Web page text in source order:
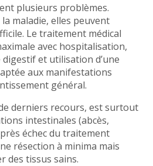
plusieurs problèmes.
maladie, elles peuvent
Le traitement médical
avec hospitalisation,
et utilisation d’une
aux manifestations
général.
derniers recours, est surtout
intestinales (abcès,
échec du traitement
résection à minima mais
des tissus sains.